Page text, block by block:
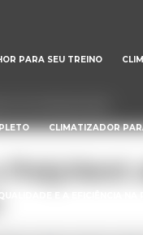
PARA SEU TREINO
CLIMATIZADOR
E A EFICIÊNCIA NA